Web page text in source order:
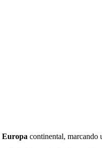
Europa continental, marcando